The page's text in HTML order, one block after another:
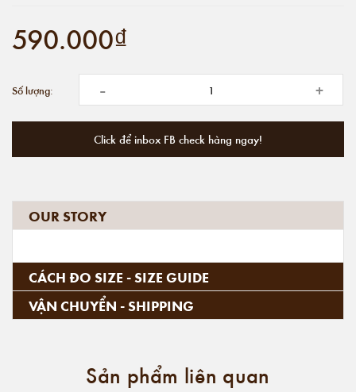
590.000₫
Số lượng: - +
Click để inbox FB check hàng ngay!
OUR STORY
CÁCH ĐO SIZE - SIZE GUIDE
VẬN CHUYỂN - SHIPPING
Sản phẩm liên quan